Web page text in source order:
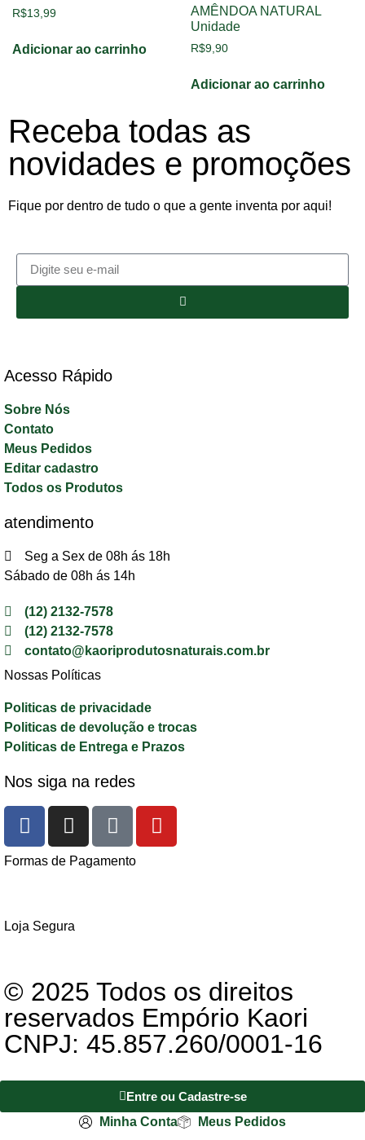
R$13,99
Adicionar ao carrinho
AMÊNDOA NATURAL
Unidade
R$9,90
Adicionar ao carrinho
Receba todas as
novidades e promoções
Fique por dentro de tudo o que a gente inventa por aqui!
Acesso Rápido​
Sobre Nós
Contato
Meus Pedidos
Editar cadastro
Todos os Produtos
atendimento
Seg a Sex de 08h ás 18h
Sábado de 08h ás 14h
(12) 2132-7578
(12) 2132-7578
contato@kaoriprodutosnaturais.com.br
Nossas Políticas
Politicas de privacidade
Politicas de devolução e trocas
Politicas de Entrega e Prazos
Nos siga na redes
Formas de Pagamento
Loja Segura
© 2025 Todos os direitos
reservados Empório Kaori
CNPJ: 45.857.260/0001-16
Entre ou Cadastre-se
Minha Conta
Meus Pedidos